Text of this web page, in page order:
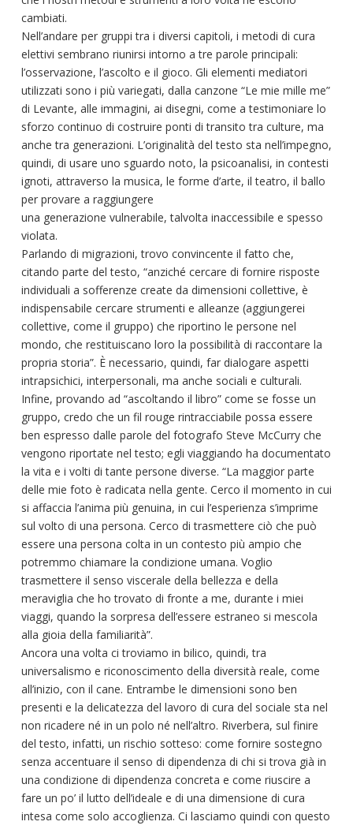
cambiati.
Nell’andare per gruppi tra i diversi capitoli, i metodi di cura
elettivi sembrano riunirsi intorno a tre parole principali:
l’osservazione, l’ascolto e il gioco. Gli elementi mediatori
utilizzati sono i più variegati, dalla canzone “Le mie mille me”
di Levante, alle immagini, ai disegni, come a testimoniare lo
sforzo continuo di costruire ponti di transito tra culture, ma
anche tra generazioni. L’originalità del testo sta nell’impegno,
quindi, di usare uno sguardo noto, la psicoanalisi, in contesti
ignoti, attraverso la musica, le forme d’arte, il teatro, il ballo
per provare a raggiungere
una generazione vulnerabile, talvolta inaccessibile e spesso
violata.
Parlando di migrazioni, trovo convincente il fatto che,
citando parte del testo, “anziché cercare di fornire risposte
individuali a sofferenze create da dimensioni collettive, è
indispensabile cercare strumenti e alleanze (aggiungerei
collettive, come il gruppo) che riportino le persone nel
mondo, che restituiscano loro la possibilità di raccontare la
propria storia”. È necessario, quindi, far dialogare aspetti
intrapsichici, interpersonali, ma anche sociali e culturali.
Infine, provando ad “ascoltando il libro” come se fosse un
gruppo, credo che un fil rouge rintracciabile possa essere
ben espresso dalle parole del fotografo Steve McCurry che
vengono riportate nel testo; egli viaggiando ha documentato
la vita e i volti di tante persone diverse. “La maggior parte
delle mie foto è radicata nella gente. Cerco il momento in cui
si affaccia l’anima più genuina, in cui l’esperienza s’imprime
sul volto di una persona. Cerco di trasmettere ciò che può
essere una persona colta in un contesto più ampio che
potremmo chiamare la condizione umana. Voglio
trasmettere il senso viscerale della bellezza e della
meraviglia che ho trovato di fronte a me, durante i miei
viaggi, quando la sorpresa dell’essere estraneo si mescola
alla gioia della familiarità”.
Ancora una volta ci troviamo in bilico, quindi, tra
universalismo e riconoscimento della diversità reale, come
all’inizio, con il cane. Entrambe le dimensioni sono ben
presenti e la delicatezza del lavoro di cura del sociale sta nel
non ricadere né in un polo né nell’altro. Riverbera, sul finire
del testo, infatti, un rischio sotteso: come fornire sostegno
senza accentuare il senso di dipendenza di chi si trova già in
una condizione di dipendenza concreta e come riuscire a
fare un po’ il lutto dell’ideale e di una dimensione di cura
intesa come solo accoglienza. Ci lasciamo quindi con questo